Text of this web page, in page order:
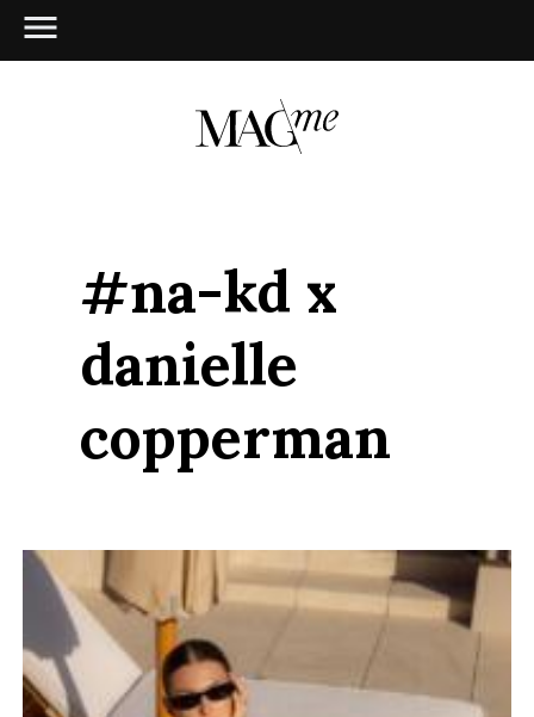
#na-kd x
danielle
copperman